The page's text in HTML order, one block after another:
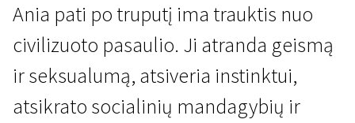
Laukinė
1 val. 37 min. | Drama, Fantastinis | N-13
Ania pati po truputį ima trauktis nuo
civilizuoto pasaulio. Ji atranda geismą
ir seksualumą, atsiveria instinktui,
atsikrato socialinių mandagybių ir